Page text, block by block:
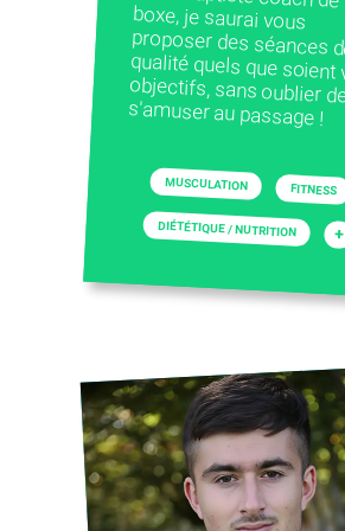
s'amuser au passage !
MUSCULATION FITNESS
DIÉTÉTIQUE / NUTRITION +